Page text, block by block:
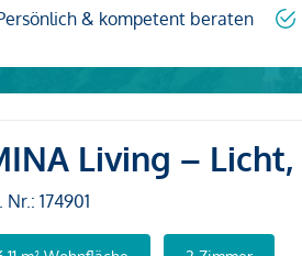
& kompetent beraten
Living –
Nr.: 174901